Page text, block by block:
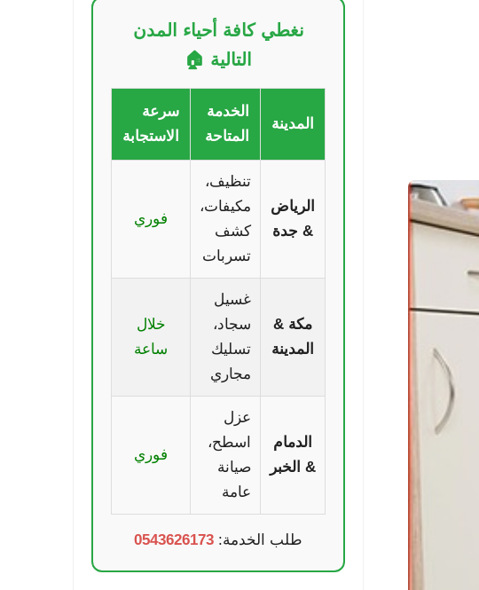
نغطي كافة أحياء المدن
التالية 🏠
المدينة
الخدمة
المتاحة
سرعة
الاستجابة
الرياض
& جدة
تنظيف،
مكيفات،
كشف
تسربات
فوري
مكة &
المدينة
غسيل
سجاد،
تسليك
مجاري
خلال
ساعة
الدمام
& الخبر
عزل
اسطح،
صيانة
عامة
فوري
طلب الخدمة: 0543626173